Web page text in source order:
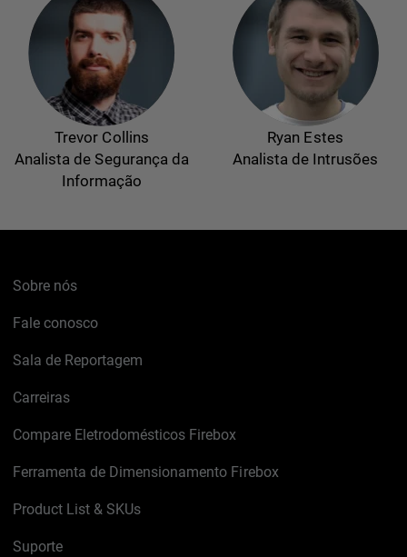
Trevor Collins
Analista de Segurança da
Informação
Ryan Estes
Analista de Intrusões
Sobre nós
Fale conosco
Sala de Reportagem
Carreiras
Compare Eletrodomésticos Firebox
Ferramenta de Dimensionamento Firebox
Product List & SKUs
Suporte